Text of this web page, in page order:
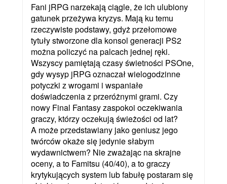
Fani jRPG narzekają ciągle, że ich ulubiony
gatunek przeżywa kryzys. Mają ku temu
rzeczywiste podstawy, gdyż przełomowe
tytuły stworzone dla konsol generacji PS2
można policzyć na palcach jednej ręki.
Wszyscy pamiętają czasy świetności PSOne,
gdy wysyp jRPG oznaczał wielogodzinne
potyczki z wrogami i wspaniałe
doświadczenia z przeróżnymi grami. Czy
nowy Final Fantasy zaspokoi oczekiwania
graczy, którzy oczekują świeżości od lat?
A może przedstawiany jako geniusz jego
twórców okaże się jedynie słabym
wydawnictwem? Nie zważając na skrajne
oceny, a to Famitsu (40/40), a to graczy
krytykujących system lub fabułę postaram się